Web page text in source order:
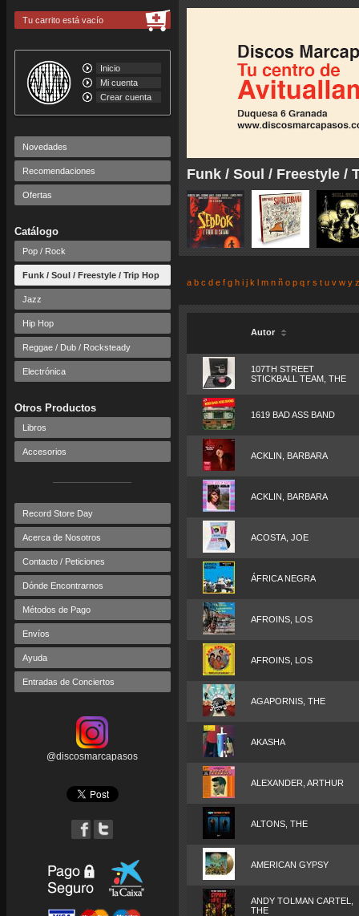
Funk / Soul / Freestyle /
Tu carrito está vacío
Inicio
Mi cuenta
Crear cuenta
Novedades
Recomendaciones
Ofertas
Catálogo
Pop / Rock
Funk / Soul / Freestyle / Trip Hop
Jazz
Hip Hop
Reggae / Dub / Rocksteady
Electrónica
Otros Productos
Libros
Accesorios
Record Store Day
Acerca de Nosotros
Contacto / Peticiones
Dónde Encontrarnos
Métodos de Pago
Envíos
Ayuda
Entradas de Conciertos
@discosmarcapasos
a b c d e f g h i j k l m n ñ o p q r s t u v w y z
Autor
107TH STREET
STICKBALL TEAM, THE
1619 BAD ASS BAND
ACKLIN, BARBARA
ACKLIN, BARBARA
ACOSTA, JOE
ÁFRICA NEGRA
AFROINS, LOS
AFROINS, LOS
AGAPORNIS, THE
AKASHA
ALEXANDER, ARTHUR
ALTONS, THE
AMERICAN GYPSY
ANDY TOLMAN CARTEL,
THE